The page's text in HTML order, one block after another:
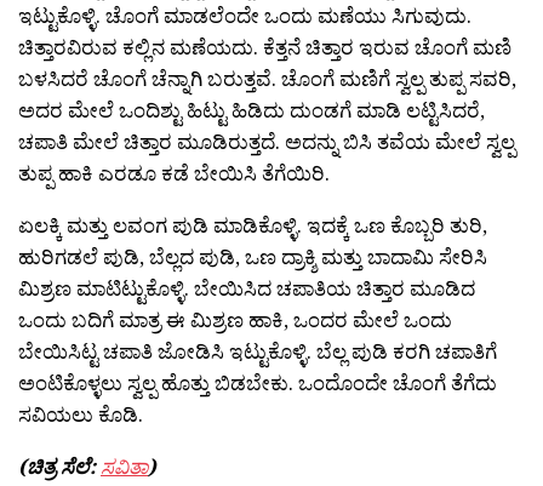
ಇಟ್ಟುಕೊಳ್ಳಿ. ಚೊಂಗೆ ಮಾಡಲೆಂದೇ ಒಂದು ಮಣೆಯು ಸಿಗುವುದು.
ಚಿತ್ತಾರವಿರುವ ಕಲ್ಲಿನ ಮಣೆಯದು. ಕೆತ್ತನೆ ಚಿತ್ತಾರ ಇರುವ ಚೊಂಗೆ ಮಣಿ
ಬಳಸಿದರೆ ಚೊಂಗೆ ಚೆನ್ನಾಗಿ ಬರುತ್ತವೆ. ಚೊಂಗೆ ಮಣಿಗೆ ಸ್ವಲ್ಪ ತುಪ್ಪ ಸವರಿ,
ಅದರ ಮೇಲೆ ಒಂದಿಶ್ಟು ಹಿಟ್ಟು ಹಿಡಿದು ದುಂಡಗೆ ಮಾಡಿ ಲಟ್ಟಿಸಿದರೆ,
ಚಪಾತಿ ಮೇಲೆ ಚಿತ್ತಾರ ಮೂಡಿರುತ್ತದೆ. ಅದನ್ನು ಬಿಸಿ ತವೆಯ ಮೇಲೆ ಸ್ವಲ್ಪ
ತುಪ್ಪ ಹಾಕಿ ಎರಡೂ ಕಡೆ ಬೇಯಿಸಿ ತೆಗೆಯಿರಿ.
ಏಲಕ್ಕಿ ಮತ್ತು ಲವಂಗ ಪುಡಿ ಮಾಡಿಕೊಳ್ಳಿ. ಇದಕ್ಕೆ ಒಣ ಕೊಬ್ಬರಿ ತುರಿ,
ಹುರಿಗಡಲೆ ಪುಡಿ, ಬೆಲ್ಲದ ಪುಡಿ, ಒಣ ದ್ರಾಕ್ಶಿ ಮತ್ತು ಬಾದಾಮಿ ಸೇರಿಸಿ
ಮಿಶ್ರಣ ಮಾಟಿಟ್ಟುಕೊಳ್ಳಿ. ಬೇಯಿಸಿದ ಚಪಾತಿಯ ಚಿತ್ತಾರ ಮೂಡಿದ
ಒಂದು ಬದಿಗೆ ಮಾತ್ರ ಈ ಮಿಶ್ರಣ ಹಾಕಿ, ಒಂದರ ಮೇಲೆ ಒಂದು
ಬೇಯಿಸಿಟ್ಟ ಚಪಾತಿ ಜೋಡಿಸಿ ಇಟ್ಟುಕೊಳ್ಳಿ. ಬೆಲ್ಲ ಪುಡಿ ಕರಗಿ ಚಪಾತಿಗೆ
ಅಂಟಿಕೊಳ್ಳಲು ಸ್ವಲ್ಪ ಹೊತ್ತು ಬಿಡಬೇಕು. ಒಂದೊಂದೇ ಚೊಂಗೆ ತೆಗೆದು
ಸವಿಯಲು ಕೊಡಿ.
(ಚಿತ್ರ ಸೆಲೆ:ಸವಿತಾ)